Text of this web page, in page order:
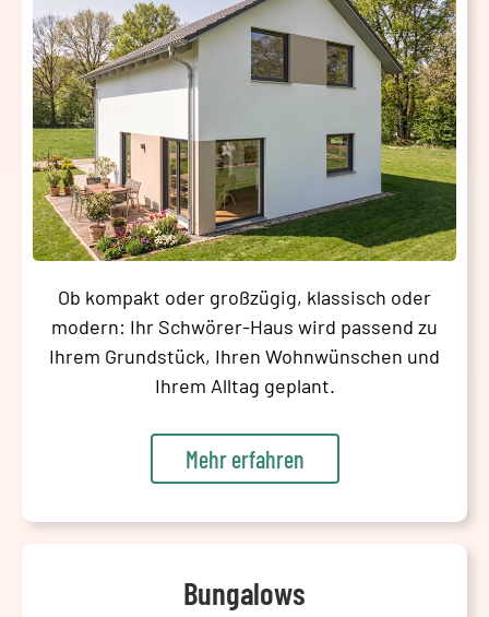
Ob kompakt oder großzügig, klassisch oder
modern: Ihr Schwörer-Haus wird passend zu
Ihrem Grundstück, Ihren Wohnwünschen und
Ihrem Alltag geplant.
Mehr erfahren
Bungalows